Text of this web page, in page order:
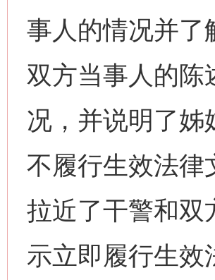
事人的情况并了
双方当事人的陈
况，并说明了姊
不履行生效法律
拉近了干警和双
示立即履行生效